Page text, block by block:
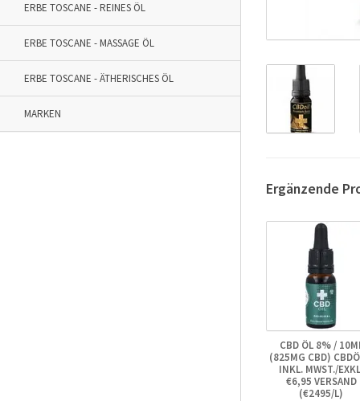
ERBE TOSCANE - REINES ÖL
ERBE TOSCANE - MASSAGE ÖL
ERBE TOSCANE - ÄTHERISCHES ÖL
MARKEN
Ergänzende
CBD ÖL 8% /
(825MG CBD)
INKL. MWST./
€6,95 VERSAND
(€2495/L)